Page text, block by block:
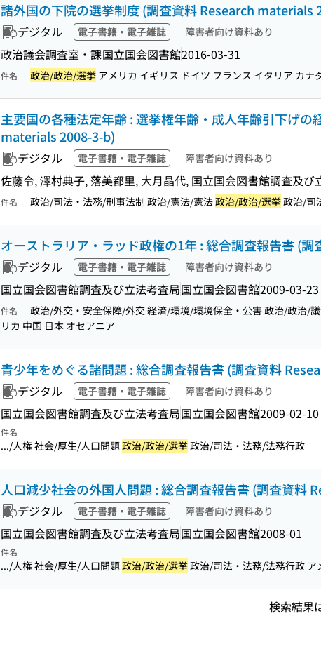
諸外国の下院の選挙制度 (調査資料 Research materials
デジタル 電子書籍・電子雑誌 障害者向け資料あり
政治議会調査室・課国立国会図書館2016-03-31
件名 政治/政治/選挙 アメリカ イギリス ドイツ フランス イタリア カナ
主要国の各種法定年齢 : 選挙権年齢・成人年齢引下げの
materials 2008-3-b)
デジタル 電子書籍・電子雑誌 障害者向け資料あり
佐藤令, 澤村典子, 落美都里, 大月晶代, 国立国会図書館調査及び
件名 政治/司法・法務/刑事法制 政治/憲法/憲法政治/政治/選挙政治/司
オーストラリア・ラッド政権の1年 : 総合調査報告書 (
デジタル 電子書籍・電子雑誌 障害者向け資料あり
国立国会図書館調査及び立法考査局国立国会図書館2009-03-23
件名 政治/外交・安全保障/外交 経済/環境/環境保全・公害 政治/政治/
リカ 中国 日本 オセアニア
青少年をめぐる諸問題 : 総合調査報告書 (調査資料
デジタル 電子書籍・電子雑誌 障害者向け資料あり
国立国会図書館調査及び立法考査局国立国会図書館2009-02-10
件名
.../人権 社会/厚生/人口問題政治/政治/選挙政治/司法・法務/法務行政
人口減少社会の外国人問題 : 総合調査報告書 (調査資料
デジタル 電子書籍・電子雑誌 障害者向け資料あり
国立国会図書館調査及び立法考査局国立国会図書館2008-01
件名
.../人権 社会/厚生/人口問題政治/政治/選挙政治/司法・法務/法務行政 ア
検索結果